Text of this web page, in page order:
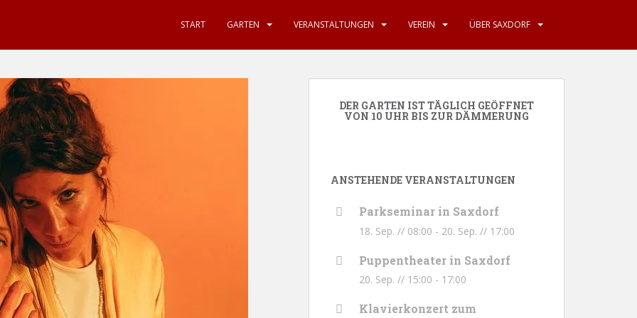
START GARTEN VERANSTALTUNGEN VEREIN ÜBER SAXDORF
DER GARTEN IST TÄGLICH GEÖFFNET
VON 10 UHR BIS ZUR DÄMMERUNG
ANSTEHENDE VERANSTALTUNGEN
Parkseminar in Saxdorf
18. Sep. // 08:00 - 20. Sep. // 17:00
Puppentheater in Saxdorf
20. Sep. // 15:00 - 17:00
Klavierkonzert zum